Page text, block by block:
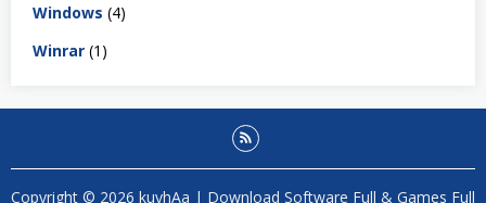
Windows (4)
Winrar (1)
Copyright © 2026 kuyhAa | Download Software Full & Games Full